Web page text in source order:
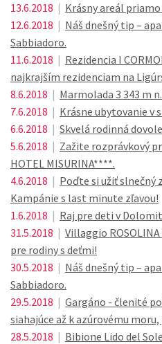
13.6.2018 | Krásny areál
12.6.2018 | Náš dnešný tip –
Sabbiadoro.
11.6.2018 | Rezidencia I
najkrajším rezidenciam na
8.6.2018 | Marmolada 3 343 m
7.6.2018 | Krásne ubytovanie v
6.6.2018 | Skvelá rodinná
5.6.2018 | Zažite rozprávkový
HOTEL MISURINA****.
4.6.2018 | Poďte si užiť slnečný
Kampánie s last minute zľavou!
1.6.2018 | Raj pre deti v
31.5.2018 | Villaggio ROSOLINA
pre rodiny s deťmi!
30.5.2018 | Náš dnešný tip –
Sabbiadoro.
29.5.2018 | Gargáno - členité
siahajúce až k azúrovému moru,
28.5.2018 | Bibione Lido del